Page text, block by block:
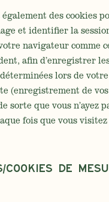
des cookies
et identifier la
navigateur comme
afin d’enregistrer
lors de
(enregistrement de
sorte que vous n’ayez
fois que vous
cookies de